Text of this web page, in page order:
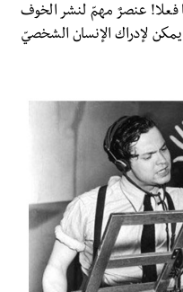
فعلا! عنصرٌ مهمّ لنشر الخوف
لإدراك الإنسان الشخصيّ